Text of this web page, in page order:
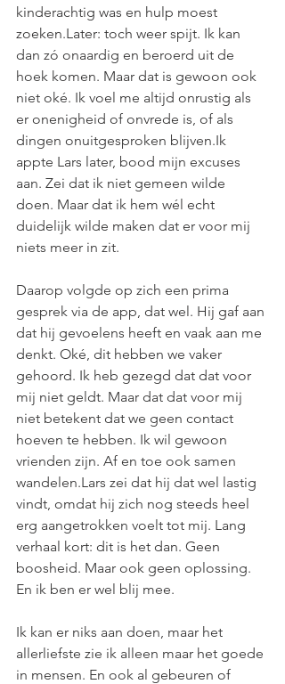
kinderachtig was en hulp moest
zoeken.Later: toch weer spijt. Ik kan
dan zó onaardig en beroerd uit de
hoek komen. Maar dat is gewoon ook
niet oké. Ik voel me altijd onrustig als
er onenigheid of onvrede is, of als
dingen onuitgesproken blijven.Ik
appte Lars later, bood mijn excuses
aan. Zei dat ik niet gemeen wilde
doen. Maar dat ik hem wél echt
duidelijk wilde maken dat er voor mij
niets meer in zit.
Daarop volgde op zich een prima
gesprek via de app, dat wel. Hij gaf aan
dat hij gevoelens heeft en vaak aan me
denkt. Oké, dit hebben we vaker
gehoord. Ik heb gezegd dat dat voor
mij niet geldt. Maar dat dat voor mij
niet betekent dat we geen contact
hoeven te hebben. Ik wil gewoon
vrienden zijn. Af en toe ook samen
wandelen.Lars zei dat hij dat wel lastig
vindt, omdat hij zich nog steeds heel
erg aangetrokken voelt tot mij. Lang
verhaal kort: dit is het dan. Geen
boosheid. Maar ook geen oplossing.
En ik ben er wel blij mee.
Ik kan er niks aan doen, maar het
allerliefste zie ik alleen maar het goede
in mensen. En ook al gebeuren of